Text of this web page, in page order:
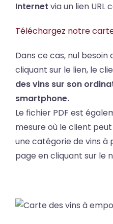
Internet via un lien URL
Téléchargez notre
Dans ce cas, nul besoin
cliquant sur le lien, le
des vins sur son
smartphone.
Le fichier PDF est
mesure où le client
une catégorie de vins
page en cliquant sur le